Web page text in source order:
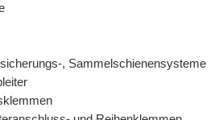
, Sammelschienensysteme